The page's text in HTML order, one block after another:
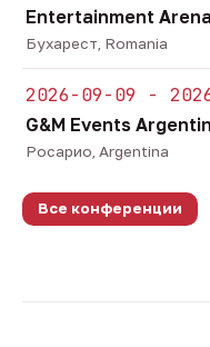
Entertainment
Бухарест, Romania
2026-09-09 -
G&M Events
Росарио, Argentina
Все конференции